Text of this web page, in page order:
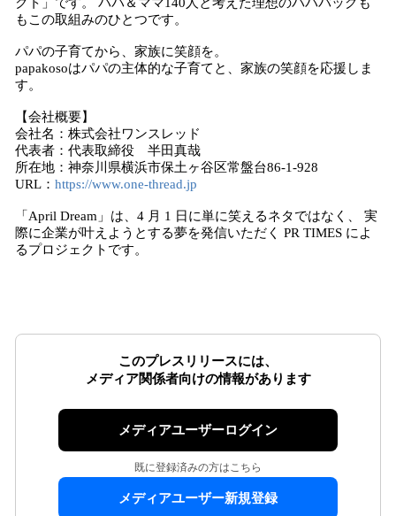
もこの取組みのひとつです。
パパの子育てから、家族に笑顔を。
papakosoはパパの主体的な子育てと、家族の笑顔を応援しま
す。
【会社概要】
会社名：株式会社ワンスレッド
代表者：代表取締役 半田真哉
所在地：神奈川県横浜市保土ヶ谷区常盤台86-1-928
URL： https://www.one-thread.jp
「April Dream」は、4 月 1 日に単に笑えるネタではなく、 実
際に企業が叶えようとする夢を発信いただく PR TIMES によ
るプロジェクトです。
このプレスリリースには、
メディア関係者向けの情報があります
メディアユーザーログイン
既に登録済みの方はこちら
メディアユーザー新規登録